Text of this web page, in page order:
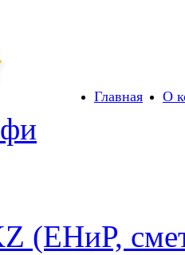
Главная О
(ЕНиР,